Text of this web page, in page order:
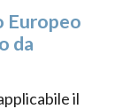
Europeo
da
il